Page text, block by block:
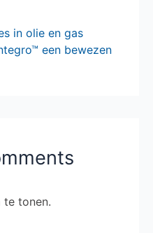
in olie en gas
een bewezen
te tonen.